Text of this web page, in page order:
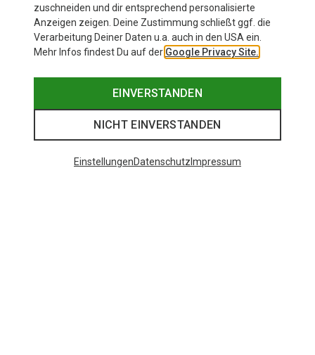
zuschneiden und dir entsprechend personalisierte
Anzeigen zeigen. Deine Zustimmung schließt ggf. die
Verarbeitung Deiner Daten u.a. auch in den USA ein.
Mehr Infos findest Du auf der Google Privacy Site.
EINVERSTANDEN
NICHT EINVERSTANDEN
EinstellungenDatenschutz Impressum